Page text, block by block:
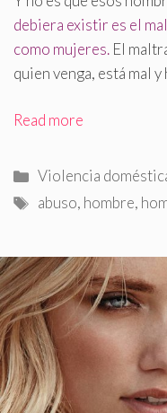
debiera existir es el
como mujeres. El
quien venga, está mal
Read more
Categorías
Violencia
Etiquetas
abuso, hombre,